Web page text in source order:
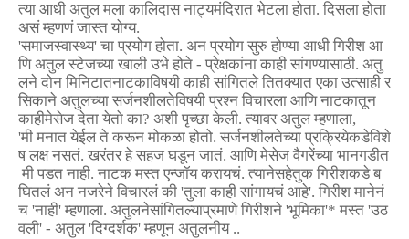
त्या आधी अतुल मला कालिदास नाट्यमंदिरात भेटला होता. दिसला होता
असं म्हणणं जास्त योग्य.
'समाजस्वास्थ्य' चा प्रयोग होता. अन प्रयोग सुरु होण्या आधी गिरीश आ
णि अतुल स्टेजच्या खाली उभे होते - प्रेक्षकांना काही सांगण्यासाठी. अतु
लने दोन मिनिटातनाटकाविषयी काही सांगितले तितक्यात एका उत्साही र
सिकाने अतुलच्या सर्जनशीलतेविषयी प्रश्न विचारला आणि नाटकातून
काहीमेसेज देता येतो का? अशी पृच्छा केली. त्यावर अतुल म्हणाला,
'मी मनात येईल ते करून मोकळा होतो. सर्जनशीलतेच्या प्रक्रियेकडेविशे
ष लक्ष नसतं. खरंतर हे सहज घडून जातं. आणि मेसेज वैगरेंच्या भानगडीत
मी पडत नाही. नाटक मस्त एन्जॉय करायचं. त्यानेसहेतुक गिरीशकडे ब
घितलं अन नजरेने विचारलं की 'तुला काही सांगायचं आहे'. गिरीश मानेनं
च 'नाही' म्हणाला. अतुलनेसांगितल्याप्रमाणे गिरीशने 'भूमिका'* मस्त 'उठ
वली' - अतुल'दिग्दर्शक' म्हणून अतुलनीय..